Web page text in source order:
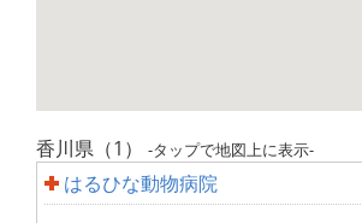
香川県（1） -タップで地図上に表示-
はるひな動物病院